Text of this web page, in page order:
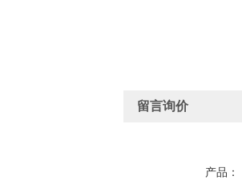
留言询价
产品：